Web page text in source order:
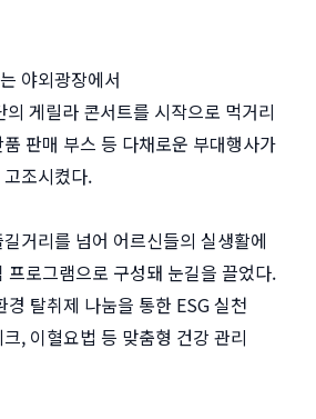
야외광장에서
게릴라 콘서트를 시작으로 먹거리
판매 부스 등 다채로운 부대행사가
조시켰다.
거리를 넘어 어르신들의 실생활에
프로그램으로 구성돼 눈길을 끌었다.
경 탈취제 나눔을 통한 ESG 실천
, 이혈요법 등 맞춤형 건강 관리